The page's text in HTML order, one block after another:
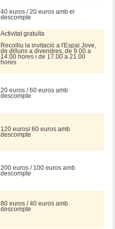
40 euros / 20 euros amb el
descompte
Activitat gratuïta
Recolliu la invitació a l'Espai Jove,
de dilluns a divendres, de 9.00 a
14.00 hores i de 17.00 a 21.00
hores
20 euros / 60 euros amb
descompte
120 euros/ 60 euros amb
descompte
200 euros / 100 euros amb
descompte
80 euros / 40 euros amb
descompte